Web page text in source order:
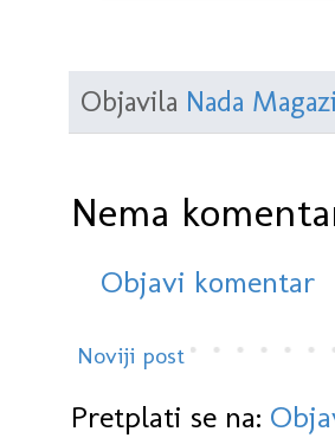
Objavila Nada
Nema
Objavi komentar
Noviji post
Pretplati se na: